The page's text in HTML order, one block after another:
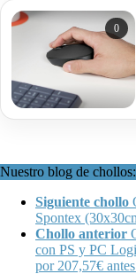
0
Nuestro blog de chollos:
Siguiente chollo
Spontex
Chollo anterior
con PS y PC
por 207,57€